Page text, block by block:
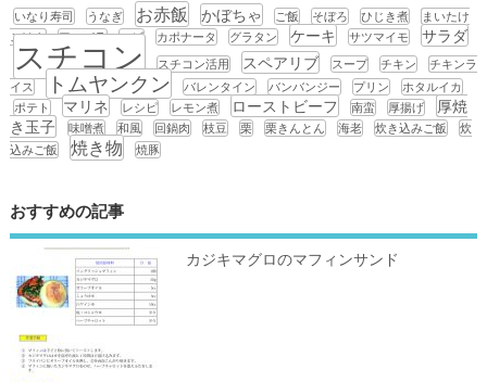
いなり寿司 うなぎ お赤飯 かぼちゃ ご飯 そぼろ ひじき煮
まいたけ
ごはん
アスパラ エビ カポナータ グラタン ケーキ サツマイモ サラダ
スチコン スチコン活用 スペアリブ スープ チキン
チキンラ
イス
トムヤンクン バレンタイン バンバンジー プリン
ホタルイカ
ポテト
マリネ レシピ レモン煮 ローストビーフ 南蛮 厚揚げ
厚焼
き玉子
味噌煮 和風 回鍋肉 枝豆 栗 栗きんとん 海老 炊き込みご飯
炊
込みご飯
焼き物 焼豚
おすすめの記事
カジキマグロのマフィンサンド